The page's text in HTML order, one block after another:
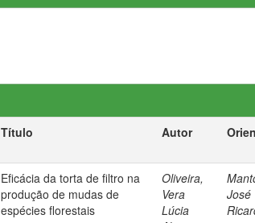
Título Autor
Eficácia da torta de filtro na
produção de mudas de
espécies florestais
Oliveira,
Vera
Lúcia
José